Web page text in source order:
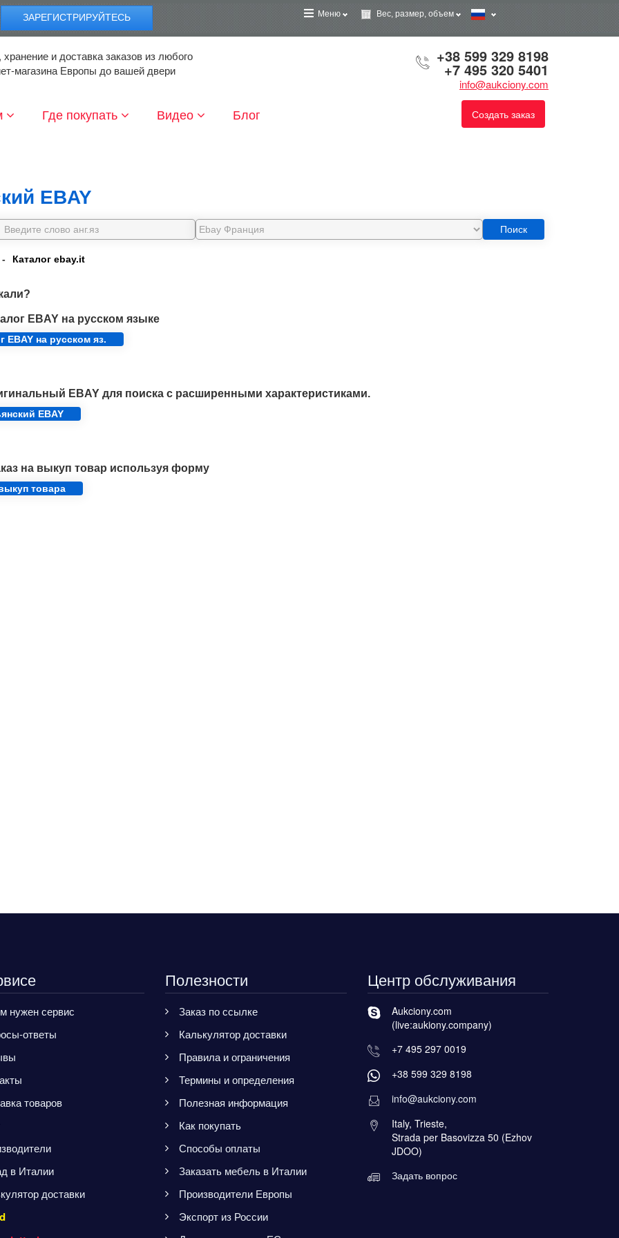
ЗАРЕГИСТРИРУЙТЕСЬ Меню Вес, размер, объем
и доставка заказов из любого
магазина Европы до вашей двери
+38 599 329 8198
+7 495 320 5401
info@aukciony.com
Создать заказ
Где покупать Видео Блог
EBAY
Поиск
- Каталог ebay.it
EBAY на русском языке
EBAY на русском яз.
EBAY для поиска с расширенными характеристиками.
EBAY
на выкуп товар используя форму
товара
нужен сервис
ответы
товаров
в Италии
доставки
Полезности
Заказ по ссылке
Калькулятор доставки
Правила и ограничения
Термины и определения
Полезная информация
Как покупать
Способы оплаты
Заказать мебель в Италии
Производители Европы
Экспорт из России
Центр обслуживания
Aukciony.com
(live:aukiony.company)
+7 495 297 0019
+38 599 329 8198
info@aukciony.com
Italy, Trieste,
Strada per Basovizza 50 (Ezhov
JDOO)
Задать вопрос